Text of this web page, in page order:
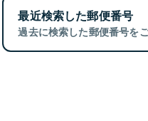
最近検索した郵便番号
過去に検索した郵便番号を